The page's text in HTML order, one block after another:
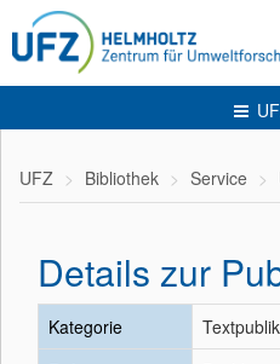
UFZ Bibliothek Service
Details zur
Kategorie